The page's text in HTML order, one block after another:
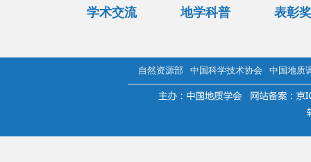
学术交流 地学科普 表彰
自然资源部 中国科学技术协会 中国地质
.